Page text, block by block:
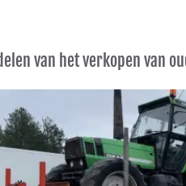
van het verkopen van